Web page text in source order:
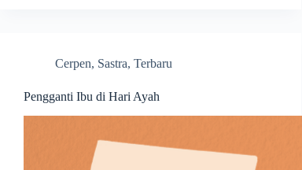
Cerpen, Sastra, Terbaru
Pengganti Ibu di Hari Ayah